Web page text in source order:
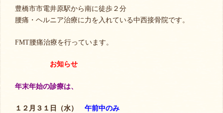
豊橋市市電井原駅から南に徒歩２分
腰痛・ヘルニア治療に力を入れている中西接骨院です。
FMT腰痛治療を行っています。
お知らせ
年末年始の診療は、
１２月３１日（水） 午前中のみ